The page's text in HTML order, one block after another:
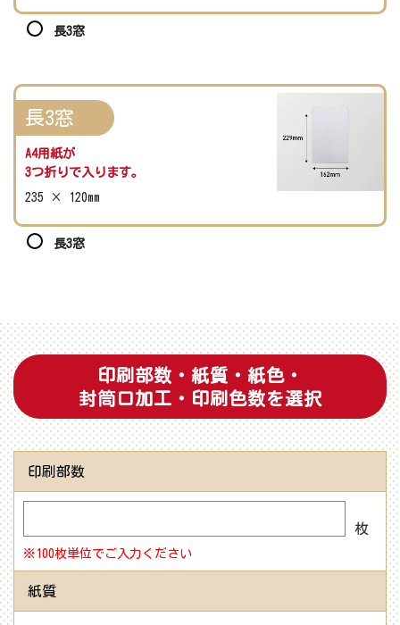
長3窓
長3窓
A4用紙が
3つ折りで入ります。
235 × 120mm
長3窓
印刷部数・紙質・紙色・
封筒口加工・印刷色数を選択
印刷部数
枚
※100枚単位でご入力ください
紙質